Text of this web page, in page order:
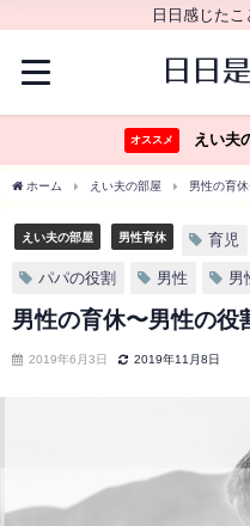
日日感じた
オススメ えい夫
ホーム えい夫の部屋 男性の育
えい夫の部屋 男性育休 育児
パパの役割 男性 男
男性の育休〜男性の役
2019年6月3日 2019年11月8日